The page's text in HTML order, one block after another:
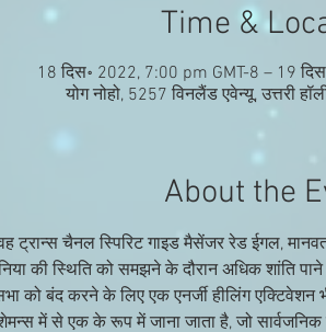
Time &
18 दिस॰ 2022, 7:00 pm GMT-8 – 19
योग नोहो, 5257 विनलैंड एवेन्यू, उत्तरी
About the
ट्रान्स चैनल स्पिरिट गाइड मैसेंजर रेड ईगल,
की स्थिति को समझने के दौरान अधिक शांति
को बंद करने के लिए एक एनर्जी हीलिंग एक्टिवेशन
में से एक के रूप में जाना जाता है, जो